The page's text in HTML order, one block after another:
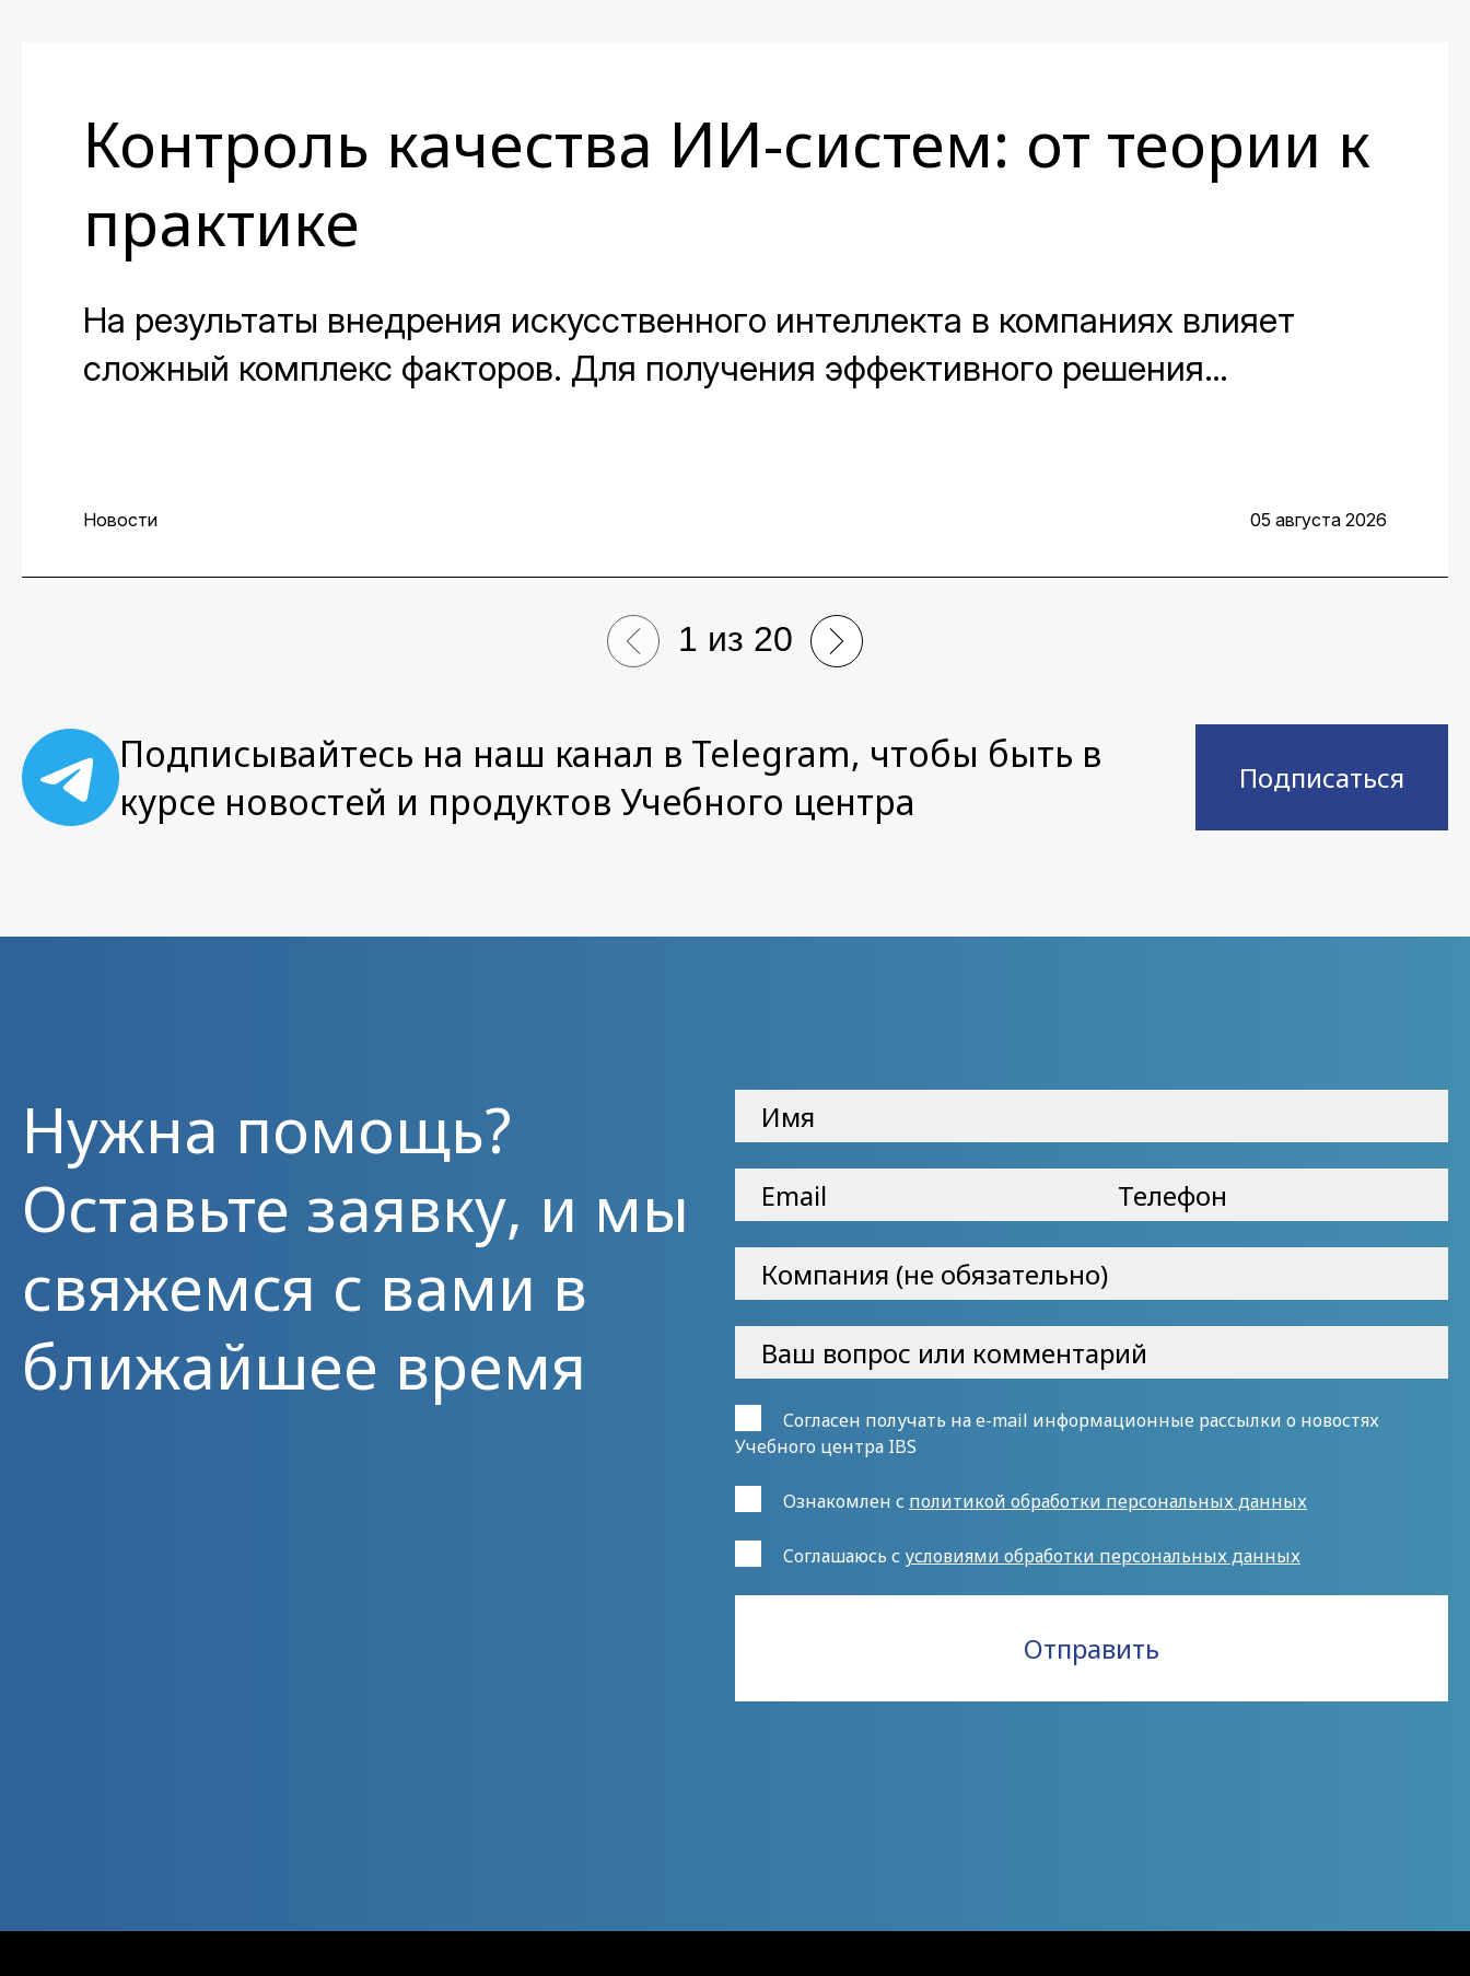
Контроль качества ИИ-систем: от теории к
практике
На результаты внедрения искусственного интеллекта в компаниях влияет
сложный комплекс факторов. Для получения эффективного решения
директора центра перспективных разработок IBS Денис Воденеев и старший
Новости 05 августа 2026
1 из 20
Подписывайтесь на наш канал в Telegram, чтобы быть в
курсе новостей и продуктов Учебного центра
Подписаться
Нужна помощь?
Оставьте заявку, и мы
свяжемся с вами в
ближайшее время
Согласен получать на e-mail информационные рассылки о новостях
Учебного центра IBS
Ознакомлен с политикой обработки персональных данных
Cоглашаюсь с условиями обработки персональных данных